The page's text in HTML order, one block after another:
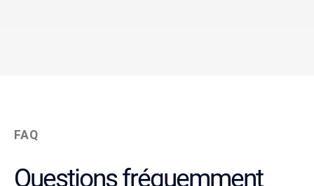
FAQ
Questions fréquemment